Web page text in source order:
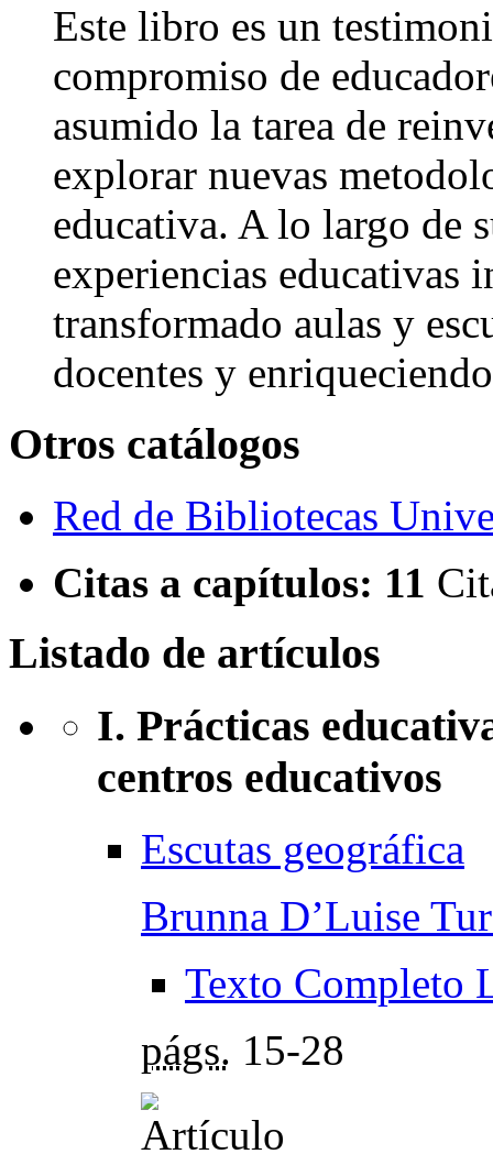
Este libro es un
compromiso de
asumido la tarea de
explorar nuevas
educativa. A lo largo de
experiencias educativas
transformado aulas y
docentes y
Otros catálogos
Red de Bibliotecas
Citas a capítulos: 11
Listado de artículos
I. Prácticas
centros educativos
Escutas geográfica
Brunna D’Luise
Texto Completo
págs. 15-28